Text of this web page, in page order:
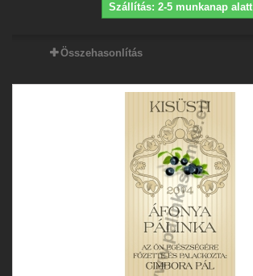
Szállítás: 2-5 munkanap alatt
Összehasonlítás